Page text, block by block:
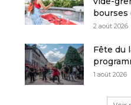
bourses
2 août 2026
Fête du
1 août 2026